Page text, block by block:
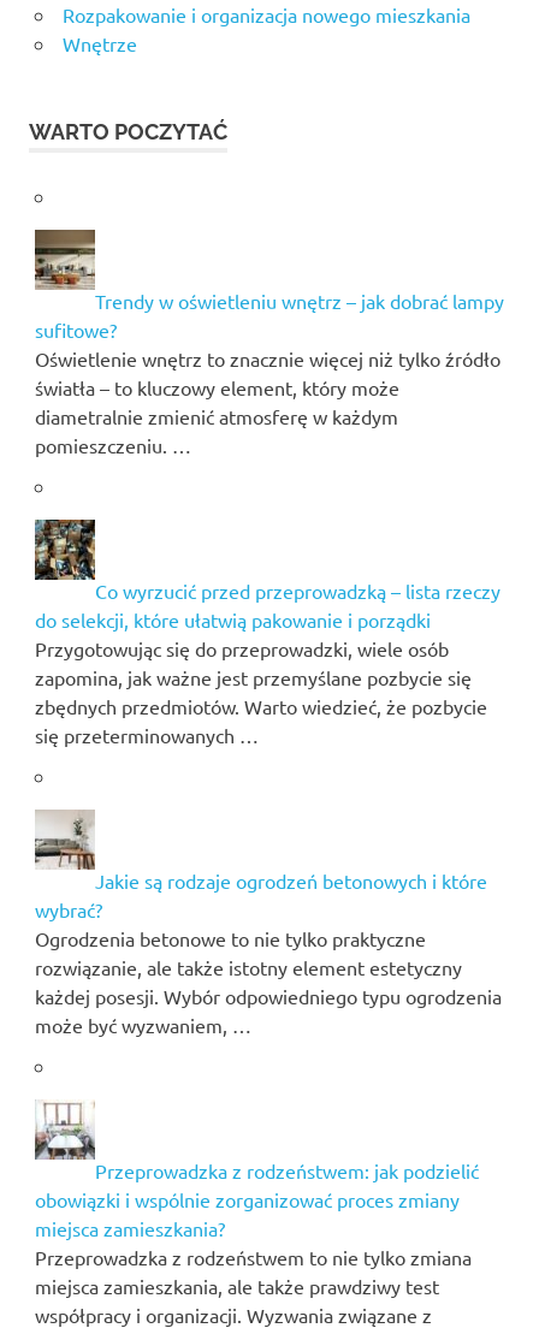
Rozpakowanie i organizacja nowego mieszkania
Wnętrze
WARTO POCZYTAĆ
Trendy w oświetleniu wnętrz – jak dobrać lampy
sufitowe?
Oświetlenie wnętrz to znacznie więcej niż tylko źródło
światła – to kluczowy element, który może
diametralnie zmienić atmosferę w każdym
pomieszczeniu. …
Co wyrzucić przed przeprowadzką – lista rzeczy
do selekcji, które ułatwią pakowanie i porządki
Przygotowując się do przeprowadzki, wiele osób
zapomina, jak ważne jest przemyślane pozbycie się
zbędnych przedmiotów. Warto wiedzieć, że pozbycie
się przeterminowanych …
Jakie są rodzaje ogrodzeń betonowych i które
wybrać?
Ogrodzenia betonowe to nie tylko praktyczne
rozwiązanie, ale także istotny element estetyczny
każdej posesji. Wybór odpowiedniego typu ogrodzenia
może być wyzwaniem, …
Przeprowadzka z rodzeństwem: jak podzielić
obowiązki i wspólnie zorganizować proces zmiany
miejsca zamieszkania?
Przeprowadzka z rodzeństwem to nie tylko zmiana
miejsca zamieszkania, ale także prawdziwy test
współpracy i organizacji. Wyzwania związane z